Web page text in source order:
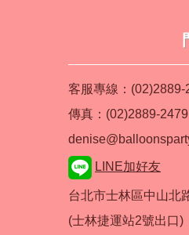
客服專線：(02)2889-
傳真：(02)2889-2479
LINE加好友
台北市士林區中山北
(士林捷運站2號出口)